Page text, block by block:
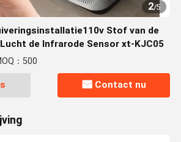
2/5
Stof van de
de Infrarode Sensor xt-KJC05
：500
Contact nu